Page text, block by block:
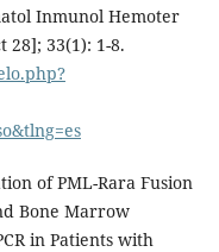
Inmunol Hemoter
28]; 33(1): 1-8.
of PML-Rara Fusion
Bone Marrow
in Patients with